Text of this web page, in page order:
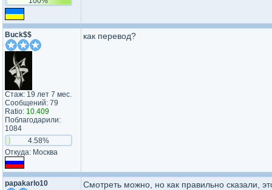
Buck$$
Стаж: 19 лет 7 мес.
Сообщений: 79
Ratio: 10.409
Поблагодарили:
1084
4.58%
Откуда: Москва
как перевод?
papakarlo10
Смотреть можно, но как правильно сказали,